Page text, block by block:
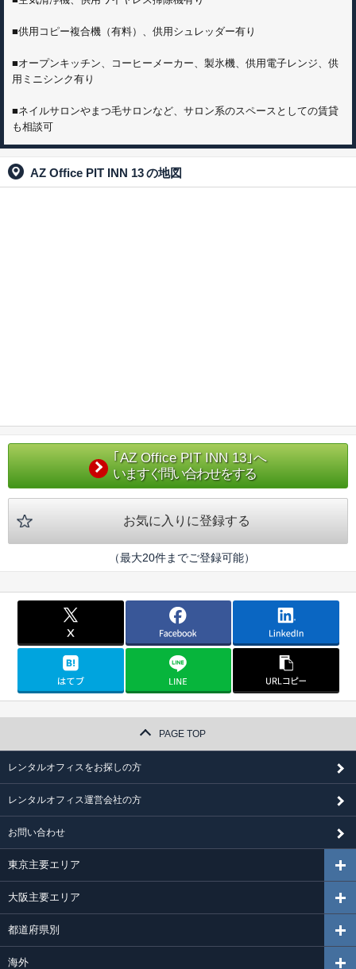
■供用コピー複合機（有料）、供用シュレッダー有り
■オープンキッチン、コーヒーメーカー、製氷機、供用電子レンジ、供
用ミニシンク有り
■ネイルサロンやまつ毛サロンなど、サロン系のスペースとしての賃貸
も相談可
AZ Office PIT INN 13の地図
｢AZ Office PIT INN 13｣へ
いますぐ問い合わせをする
お気に入りに登録する
（最大20件までご登録可能）
PAGE TOP
レンタルオフィスをお探しの方
レンタルオフィス運営会社の方
お問い合わせ
東京主要エリア
大阪主要エリア
都道府県別
海外